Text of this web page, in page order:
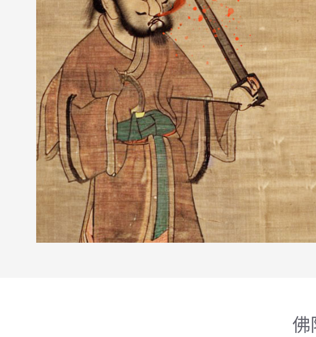
佛